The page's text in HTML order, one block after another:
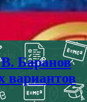
Баранов
вариантов